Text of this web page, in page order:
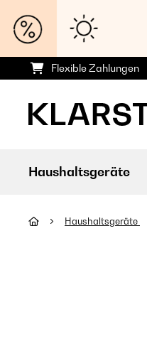
Flexible Zahlungen
Haushaltsgeräte
Haushaltsgeräte